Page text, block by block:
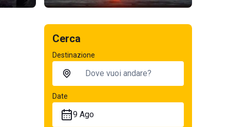
Cerca
Destinazione
Date
9 Ago